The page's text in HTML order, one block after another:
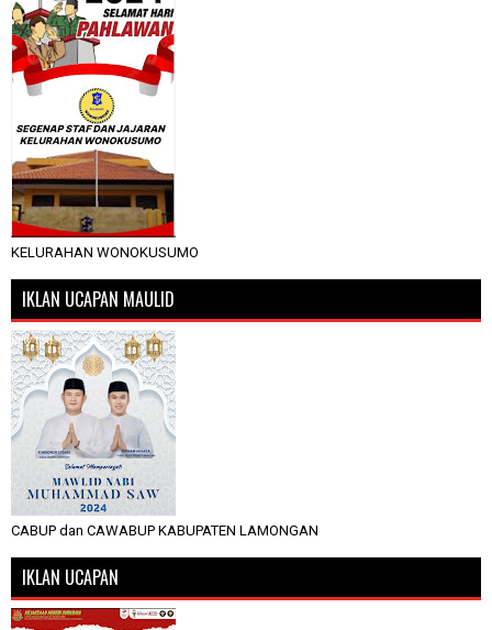
KELURAHAN WONOKUSUMO
IKLAN UCAPAN MAULID
CABUP dan CAWABUP KABUPATEN LAMONGAN
IKLAN UCAPAN